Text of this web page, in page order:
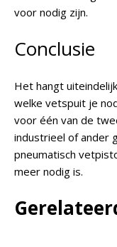
voor nodig zijn.
Conclusie
Het hangt
welke vetspuit je
voor één van de
industrieel of ander
pneumatisch
meer nodig is.